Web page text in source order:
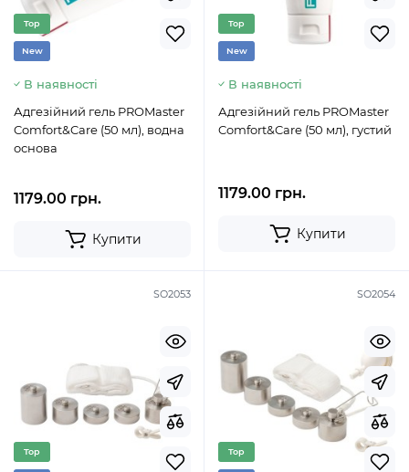
Top
New
В наявності
Адгезійний гель PROMaster
Comfort&Care (50 мл), водна
основа
1179.00 грн.
Купити
Top
New
В наявності
Адгезійний гель PROMaster
Comfort&Care (50 мл), густий
1179.00 грн.
Купити
SO2053
Top
SO2054
Top